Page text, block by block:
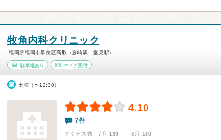
牧角内科クリニック
福岡県福岡市早良区高取（藤崎駅、室見駅）
駐車場あり マイナ受付
土曜（〜12:30）
4.10
7件
アクセス数 7月:139 | 6月:180